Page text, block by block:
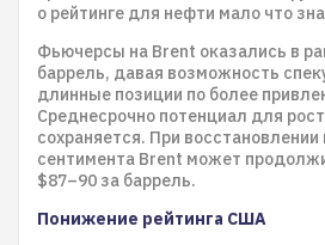
о рейтинге для нефти мало что
Фьючерсы на Brent оказались в
баррель, давая возможность
длинные позиции по более
Среднесрочно потенциал для
сохраняется. При восстановлении
сентимента Brent может
$87–90 за баррель.
Понижение рейтинга США